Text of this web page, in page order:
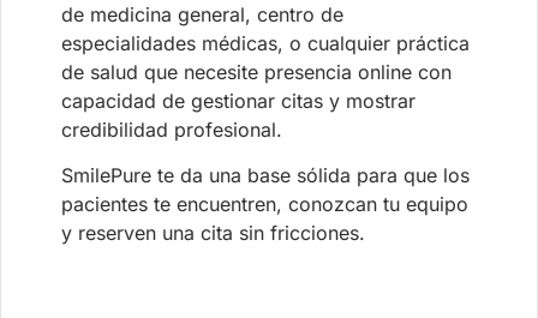
de medicina general, centro de
especialidades médicas, o cualquier práctica
de salud que necesite presencia online con
capacidad de gestionar citas y mostrar
credibilidad profesional.
SmilePure te da una base sólida para que los
pacientes te encuentren, conozcan tu equipo
y reserven una cita sin fricciones.